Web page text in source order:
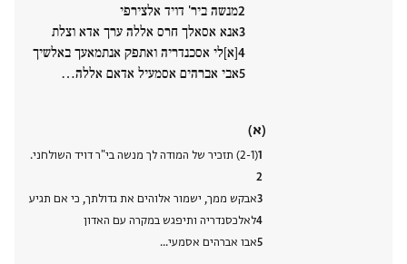
מנשה ביר' דויד אלצירפי
אנא אסאלך חרס אללה ערך אדא וצלת
[א]לי אסכנדריה ואתפק אנתמאעך באלשיך
אבי אברהים אסמעיל אדאם אללה…
(א)
(2-1) תזכיר של המודה לך מנשה בי"ר דויד השולחני.
אבקש ממך, ישמור אלוהים את גדולתך, כי אם תגיע
לאלכסנדריה ותיפגש במקרה עם האדון
אבו אברהים אסמעי…